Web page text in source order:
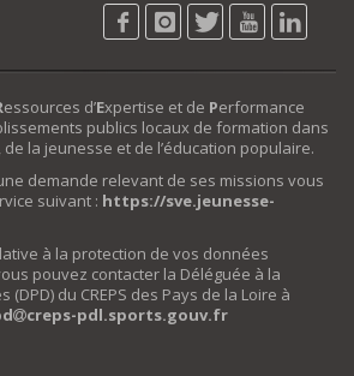
essources d’Expertise et de Performance
publics locaux de formation dans
la jeunesse et de l’éducation populaire.
demande relevant de ses missions vous
suivant : https://sve.jeunesse-
à la protection de vos données
pouvez contacter la Déléguée à la
du CREPS des Pays de la Loire à
creps-pdl.sports.gouv.fr